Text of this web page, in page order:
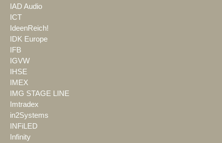
IAD Audio
ICT
IdeenReich!
IDK Europe
IFB
IGVW
IHSE
IMEX
IMG STAGE LINE
Imtradex
in2Systems
INFiLED
Infinity